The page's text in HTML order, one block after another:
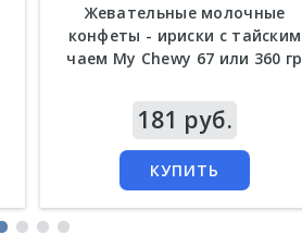
Жевательные молочные
конфеты - ириски с тайским
чаем My Chewy 67 или 360 гр
181 руб.
КУПИТЬ